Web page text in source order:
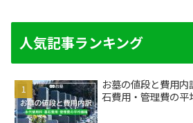
人気記事ランキング
お墓の値段と費用
石費用・管理費の平